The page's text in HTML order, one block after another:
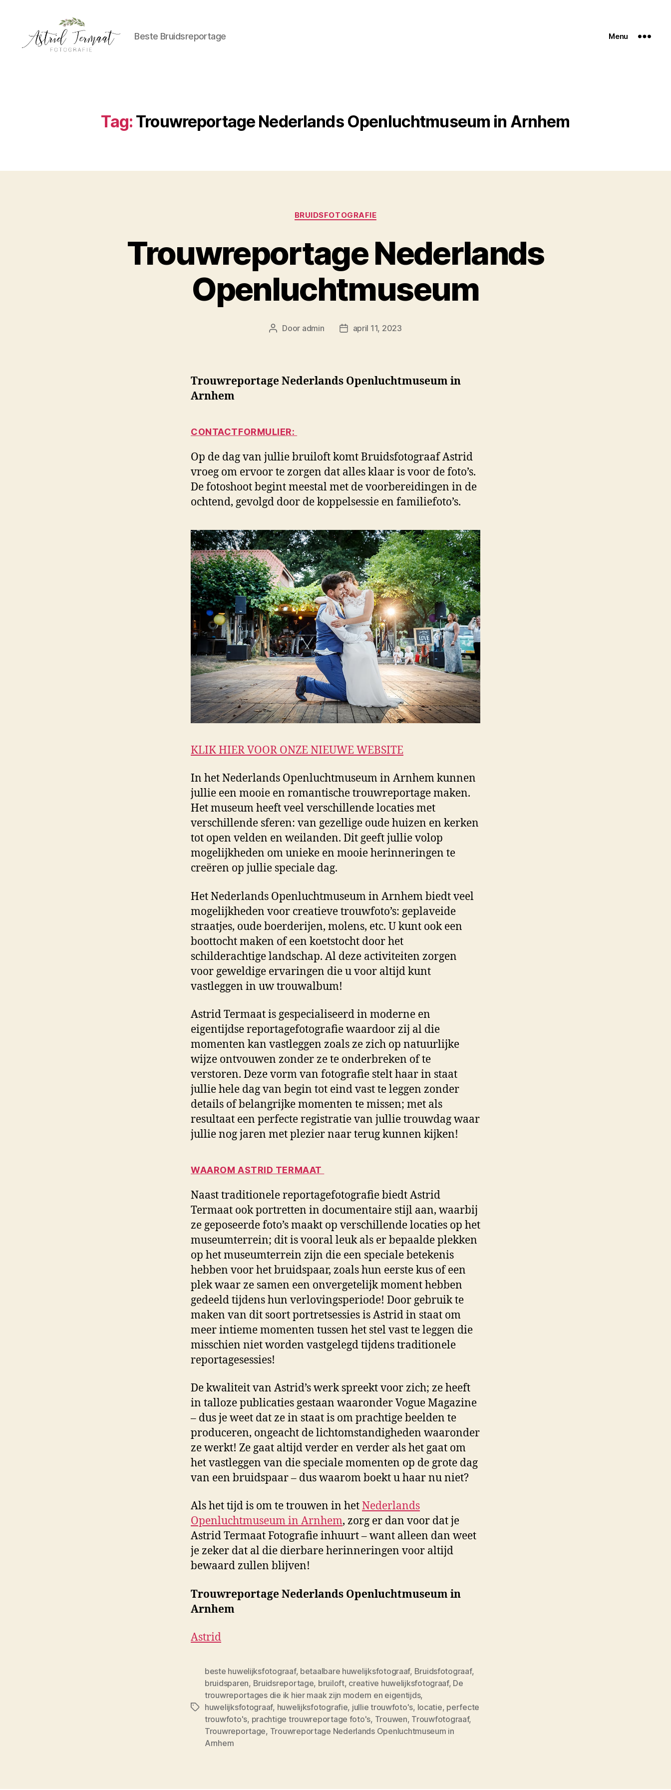
Beste Bruidsreportage Menu
Tag: Trouwreportage Nederlands Openluchtmuseum in Arnhem
Categorieën
BRUIDSFOTOGRAFIE
Trouwreportage Nederlands
Openluchtmuseum
Berichtauteur
Door admin Berichtdatum
april 11, 2023
Trouwreportage Nederlands Openluchtmuseum in
Arnhem
CONTACTFORMULIER:
Op de dag van jullie bruiloft komt Bruidsfotograaf Astrid
vroeg om ervoor te zorgen dat alles klaar is voor de foto’s.
De fotoshoot begint meestal met de voorbereidingen in de
ochtend, gevolgd door de koppelsessie en familiefoto’s.
KLIK HIER VOOR ONZE NIEUWE WEBSITE
In het Nederlands Openluchtmuseum in Arnhem kunnen
jullie een mooie en romantische trouwreportage maken.
Het museum heeft veel verschillende locaties met
verschillende sferen: van gezellige oude huizen en kerken
tot open velden en weilanden. Dit geeft jullie volop
mogelijkheden om unieke en mooie herinneringen te
creëren op jullie speciale dag.
Het Nederlands Openluchtmuseum in Arnhem biedt veel
mogelijkheden voor creatieve trouwfoto’s: geplaveide
straatjes, oude boerderijen, molens, etc. U kunt ook een
boottocht maken of een koetstocht door het
schilderachtige landschap. Al deze activiteiten zorgen
voor geweldige ervaringen die u voor altijd kunt
vastleggen in uw trouwalbum!
Astrid Termaat is gespecialiseerd in moderne en
eigentijdse reportagefotografie waardoor zij al die
momenten kan vastleggen zoals ze zich op natuurlijke
wijze ontvouwen zonder ze te onderbreken of te
verstoren. Deze vorm van fotografie stelt haar in staat
jullie hele dag van begin tot eind vast te leggen zonder
details of belangrijke momenten te missen; met als
resultaat een perfecte registratie van jullie trouwdag waar
jullie nog jaren met plezier naar terug kunnen kijken!
WAAROM ASTRID TERMAAT
Naast traditionele reportagefotografie biedt Astrid
Termaat ook portretten in documentaire stijl aan, waarbij
ze geposeerde foto’s maakt op verschillende locaties op het
museumterrein; dit is vooral leuk als er bepaalde plekken
op het museumterrein zijn die een speciale betekenis
hebben voor het bruidspaar, zoals hun eerste kus of een
plek waar ze samen een onvergetelijk moment hebben
gedeeld tijdens hun verlovingsperiode! Door gebruik te
maken van dit soort portretsessies is Astrid in staat om
meer intieme momenten tussen het stel vast te leggen die
misschien niet worden vastgelegd tijdens traditionele
reportagesessies!
De kwaliteit van Astrid’s werk spreekt voor zich; ze heeft
in talloze publicaties gestaan waaronder Vogue Magazine
– dus je weet dat ze in staat is om prachtige beelden te
produceren, ongeacht de lichtomstandigheden waaronder
ze werkt! Ze gaat altijd verder en verder als het gaat om
het vastleggen van die speciale momenten op de grote dag
van een bruidspaar – dus waarom boekt u haar nu niet?
Als het tijd is om te trouwen in hetNederlands
Openluchtmuseum in Arnhem, zorg er dan voor dat je
Astrid Termaat Fotografie inhuurt – want alleen dan weet
je zeker dat al die dierbare herinneringen voor altijd
bewaard zullen blijven!
Trouwreportage Nederlands Openluchtmuseum in
Arnhem
Astrid
Tags
beste huwelijksfotograaf, betaalbare huwelijksfotograaf, Bruidsfotograaf,
bruidsparen, Bruidsreportage, bruiloft, creative huwelijksfotograaf, De
trouwreportages die ik hier maak zijn modern en eigentijds,
huwelijksfotograaf, huwelijksfotografie, jullie trouwfoto's, locatie, perfecte
trouwfoto's, prachtige trouwreportage foto's, Trouwen, Trouwfotograaf,
Trouwreportage, Trouwreportage Nederlands Openluchtmuseum in
Arnhem